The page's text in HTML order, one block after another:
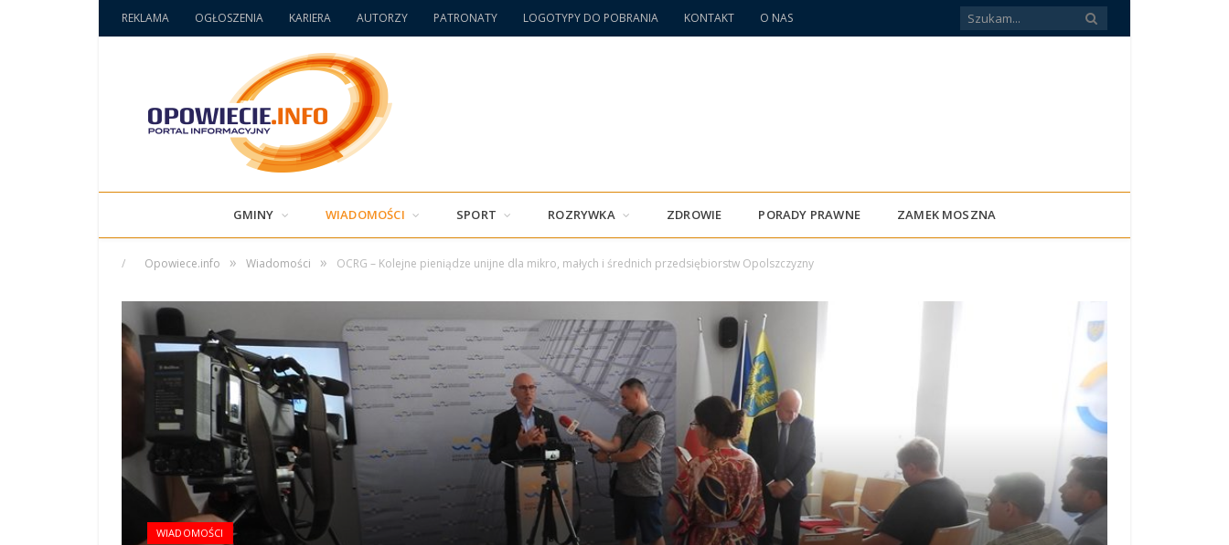
REKLAMA OGŁOSZENIA KARIERA AUTORZY PATRONATY LOGOTYPY DO POBRANIA KONTAKT O NAS
GMINY WIADOMOŚCI SPORT ROZRYWKA ZDROWIE PORADY PRAWNE ZAMEK MOSZNA
/ Opowiece.info » Wiadomości » OCRG – Kolejne pieniądze unijne dla mikro, małych i średnich przedsiębiorstw Opolszczyzny
WIADOMOŚCI